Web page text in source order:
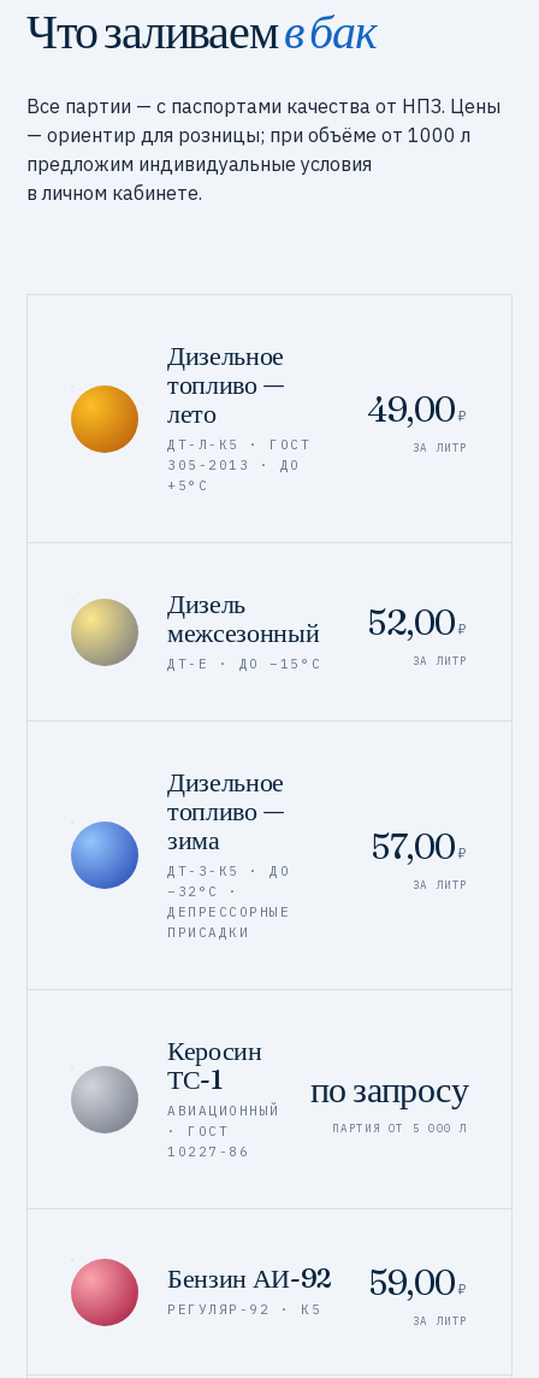
Что заливаемв бак
Все партии — с паспортами качества от НПЗ. Цены
— ориентир для розницы; при объёме от 1000 л
предложим индивидуальные условия
в личном кабинете.
Дизельное
топливо —
лето
ДТ-Л-К5 · ГОСТ
305-2013 · ДО
+5°C
49,00₽
ЗА ЛИТР
Дизель
межсезонный
ДТ-Е · ДО −15°C
52,00₽
ЗА ЛИТР
Дизельное
топливо —
зима
ДТ-З-К5 · ДО
−32°C ·
ДЕПРЕССОРНЫЕ
ПРИСАДКИ
57,00₽
ЗА ЛИТР
Керосин
ТС-1
АВИАЦИОННЫЙ
· ГОСТ
10227-86
по запросу
ПАРТИЯ ОТ 5 000 Л
Бензин АИ-92
РЕГУЛЯР-92 · К5
59,00₽
ЗА ЛИТР